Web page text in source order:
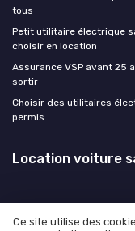
tous
Petit utilitaire électrique
choisir en location
Assurance VSP avant 25
sortir
Choisir des utilitaires
permis
Location voiture
Ce site utilise des